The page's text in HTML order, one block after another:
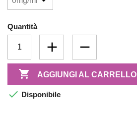
Quantità
 AGGIUNGI AL CARRELLO
 Disponibile